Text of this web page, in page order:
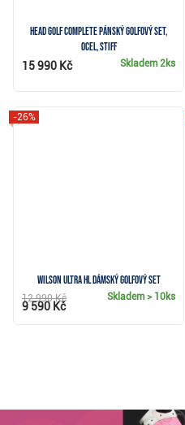
Head Golf Complete pánský golfový set,
ocel, Stiff
Skladem 2ks
15 990 Kč
Wilson Ultra HL dámský golfový set
-26%
Skladem> 10ks
12 990 Kč
9 590 Kč